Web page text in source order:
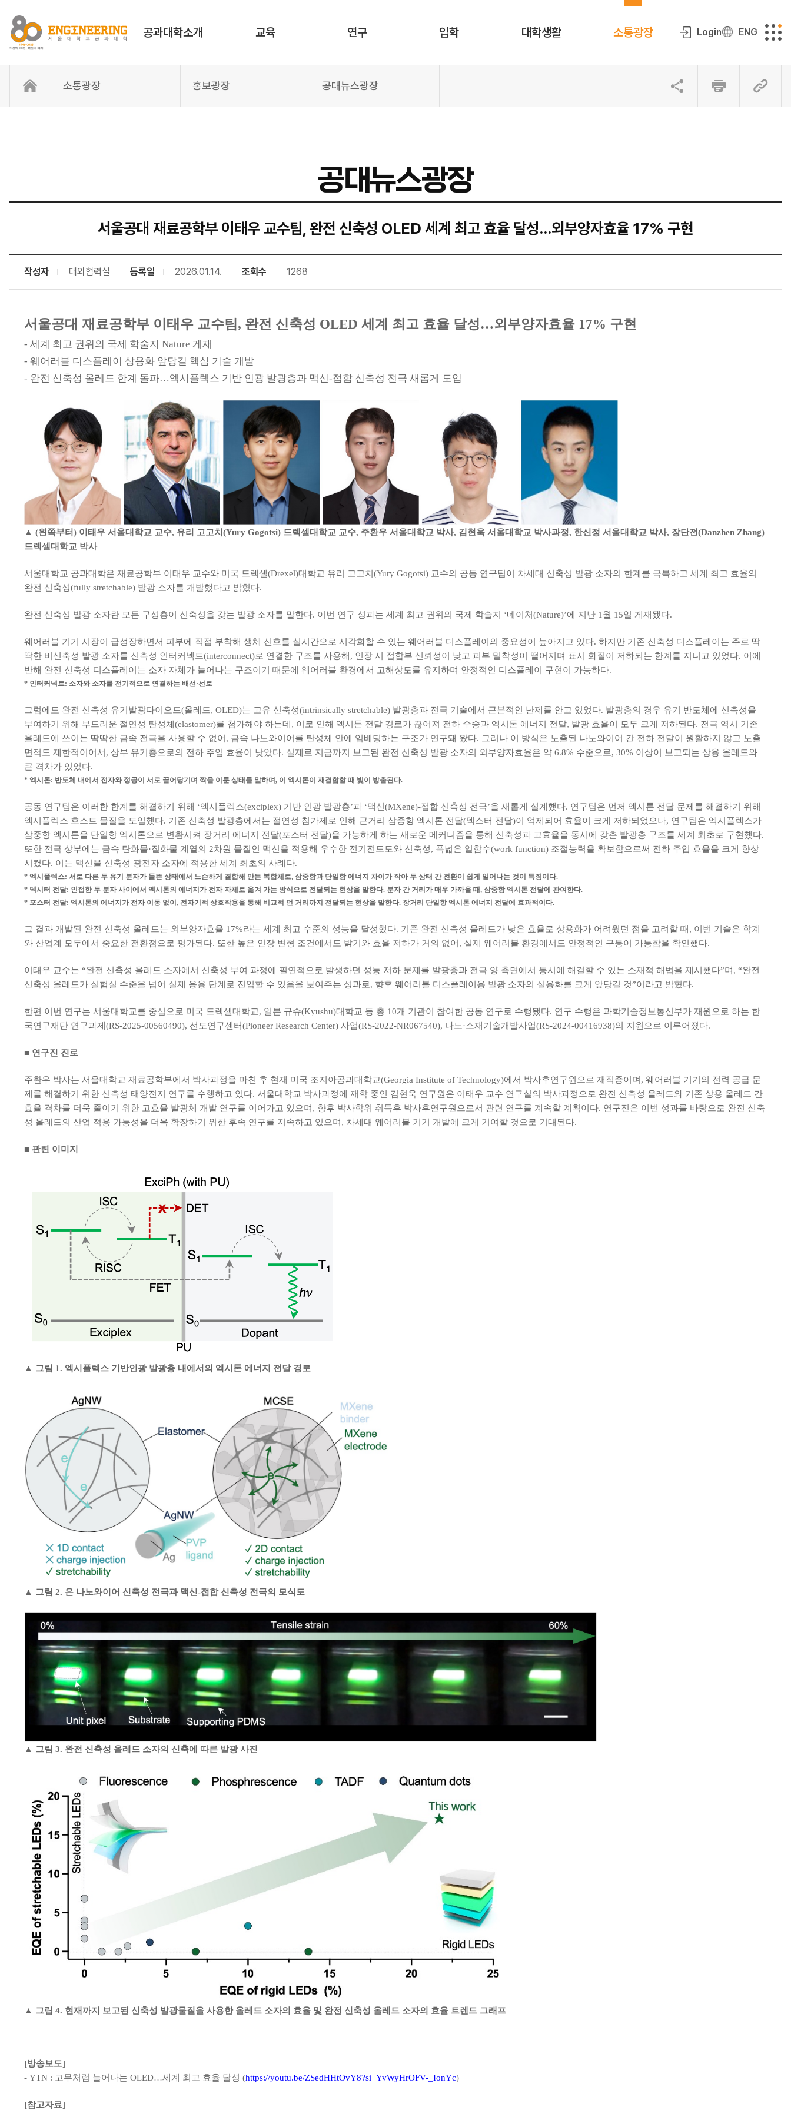
공과대학소개 교육 연구 입학 대학생활 소통광장 Login ENG
소통광장 홍보광장 공대뉴스광장
공대뉴스광장
서울공대 재료공학부 이태우 교수팀, 완전 신축성 OLED 세계 최고 효율 달성…외부양자효율 17% 구현
작성자 대외협력실 등록일 2026.01.14. 조회수 1268
서울공대 재료공학부 이태우 교수팀, 완전 신축성 OLED 세계 최고 효율 달성…외부양자효율 17% 구현
- 세계 최고 권위의 국제 학술지 Nature 게재
- 웨어러블 디스플레이 상용화 앞당길 핵심 기술 개발
- 완전 신축성 올레드 한계 돌파…엑시플렉스 기반 인광 발광층과 맥신-접합 신축성 전극 새롭게 도입
▲ (왼쪽부터) 이태우 서울대학교 교수, 유리 고고치(Yury Gogotsi) 드렉셀대학교 교수, 주환우 서울대학교 박사, 김현욱 서울대학교 박사과정, 한신정 서울대학교 박사, 장단전(Danzhen Zhang)
드렉셀대학교 박사
서울대학교 공과대학은 재료공학부 이태우 교수와 미국 드렉셀(Drexel)대학교 유리 고고치(Yury Gogotsi) 교수의 공동 연구팀이 차세대 신축성 발광 소자의 한계를 극복하고 세계 최고 효율의
완전 신축성(fully stretchable) 발광 소자를 개발했다고 밝혔다.
완전 신축성 발광 소자란 모든 구성층이 신축성을 갖는 발광 소자를 말한다. 이번 연구 성과는 세계 최고 권위의 국제 학술지 ‘네이처(Nature)’에 지난 1월 15일 게재됐다.
웨어러블 기기 시장이 급성장하면서 피부에 직접 부착해 생체 신호를 실시간으로 시각화할 수 있는 웨어러블 디스플레이의 중요성이 높아지고 있다. 하지만 기존 신축성 디스플레이는 주로 딱
딱한 비신축성 발광 소자를 신축성 인터커넥트(interconnect)로 연결한 구조를 사용해, 인장 시 접합부 신뢰성이 낮고 피부 밀착성이 떨어지며 표시 화질이 저하되는 한계를 지니고 있었다. 이에
반해 완전 신축성 디스플레이는 소자 자체가 늘어나는 구조이기 때문에 웨어러블 환경에서 고해상도를 유지하며 안정적인 디스플레이 구현이 가능하다.
* 인터커넥트: 소자와 소자를 전기적으로 연결하는 배선·선로
그럼에도 완전 신축성 유기발광다이오드(올레드, OLED)는 고유 신축성(intrinsically stretchable) 발광층과 전극 기술에서 근본적인 난제를 안고 있었다. 발광층의 경우 유기 반도체에 신축성을
부여하기 위해 부드러운 절연성 탄성체(elastomer)를 첨가해야 하는데, 이로 인해 엑시톤 전달 경로가 끊어져 전하 수송과 엑시톤 에너지 전달, 발광 효율이 모두 크게 저하된다. 전극 역시 기존
올레드에 쓰이는 딱딱한 금속 전극을 사용할 수 없어, 금속 나노와이어를 탄성체 안에 임베딩하는 구조가 연구돼 왔다. 그러나 이 방식은 노출된 나노와이어 간 전하 전달이 원활하지 않고 노출
면적도 제한적이어서, 상부 유기층으로의 전하 주입 효율이 낮았다. 실제로 지금까지 보고된 완전 신축성 발광 소자의 외부양자효율은 약 6.8% 수준으로, 30% 이상이 보고되는 상용 올레드와
큰 격차가 있었다.
* 엑시톤: 반도체 내에서 전자와 정공이 서로 끌어당기며 짝을 이룬 상태를 말하며, 이 엑시톤이 재결합할 때 빛이 방출된다.
공동 연구팀은 이러한 한계를 해결하기 위해 ‘엑시플렉스(exciplex) 기반 인광 발광층’과 ‘맥신(MXene)-접합 신축성 전극’을 새롭게 설계했다. 연구팀은 먼저 엑시톤 전달 문제를 해결하기 위해
엑시플렉스 호스트 물질을 도입했다. 기존 신축성 발광층에서는 절연성 첨가제로 인해 근거리 삼중항 엑시톤 전달(덱스터 전달)이 억제되어 효율이 크게 저하되었으나, 연구팀은 엑시플렉스가
삼중항 엑시톤을 단일항 엑시톤으로 변환시켜 장거리 에너지 전달(포스터 전달)을 가능하게 하는 새로운 메커니즘을 통해 신축성과 고효율을 동시에 갖춘 발광층 구조를 세계 최초로 구현했다.
또한 전극 상부에는 금속 탄화물·질화물 계열의 2차원 물질인 맥신을 적용해 우수한 전기전도도와 신축성, 폭넓은 일함수(work function) 조절능력을 확보함으로써 전하 주입 효율을 크게 향상
시켰다. 이는 맥신을 신축성 광전자 소자에 적용한 세계 최초의 사례다.
* 엑시플렉스: 서로 다른 두 유기 분자가 들뜬 상태에서 느슨하게 결합해 만든 복합체로, 삼중항과 단일항 에너지 차이가 작아 두 상태 간 전환이 쉽게 일어나는 것이 특징이다.
* 덱시터 전달: 인접한 두 분자 사이에서 엑시톤의 에너지가 전자 자체로 옮겨 가는 방식으로 전달되는 현상을 말한다. 분자 간 거리가 매우 가까울 때, 삼중항 엑시톤 전달에 관여한다.
* 포스터 전달: 엑시톤의 에너지가 전자 이동 없이, 전자기적 상호작용을 통해 비교적 먼 거리까지 전달되는 현상을 말한다. 장거리 단일항 엑시톤 에너지 전달에 효과적이다.
그 결과 개발된 완전 신축성 올레드는 외부양자효율 17%라는 세계 최고 수준의 성능을 달성했다. 기존 완전 신축성 올레드가 낮은 효율로 상용화가 어려웠던 점을 고려할 때, 이번 기술은 학계
와 산업계 모두에서 중요한 전환점으로 평가된다. 또한 높은 인장 변형 조건에서도 밝기와 효율 저하가 거의 없어, 실제 웨어러블 환경에서도 안정적인 구동이 가능함을 확인했다.
이태우 교수는 “완전 신축성 올레드 소자에서 신축성 부여 과정에 필연적으로 발생하던 성능 저하 문제를 발광층과 전극 양 측면에서 동시에 해결할 수 있는 소재적 해법을 제시했다”며, “완전
신축성 올레드가 실험실 수준을 넘어 실제 응용 단계로 진입할 수 있음을 보여주는 성과로, 향후 웨어러블 디스플레이용 발광 소자의 실용화를 크게 앞당길 것”이라고 밝혔다.
한편 이번 연구는 서울대학교를 중심으로 미국 드렉셀대학교, 일본 규슈(Kyushu)대학교 등 총 10개 기관이 참여한 공동 연구로 수행됐다. 연구 수행은 과학기술정보통신부가 재원으로 하는 한
국연구재단 연구과제(RS-2025-00560490), 선도연구센터(Pioneer Research Center) 사업(RS-2022-NR067540), 나노·소재기술개발사업(RS-2024-00416938)의 지원으로 이루어졌다.
■ 연구진 진로
주환우 박사는 서울대학교 재료공학부에서 박사과정을 마친 후 현재 미국 조지아공과대학교(Georgia Institute of Technology)에서 박사후연구원으로 재직중이며, 웨어러블 기기의 전력 공급 문
제를 해결하기 위한 신축성 태양전지 연구를 수행하고 있다. 서울대학교 박사과정에 재학 중인 김현욱 연구원은 이태우 교수 연구실의 박사과정으로 완전 신축성 올레드와 기존 상용 올레드 간
효율 격차를 더욱 줄이기 위한 고효율 발광체 개발 연구를 이어가고 있으며, 향후 박사학위 취득후 박사후연구원으로서 관련 연구를 계속할 계획이다. 연구진은 이번 성과를 바탕으로 완전 신축
성 올레드의 산업 적용 가능성을 더욱 확장하기 위한 후속 연구를 지속하고 있으며, 차세대 웨어러블 기기 개발에 크게 기여할 것으로 기대된다.
■ 관련 이미지
▲ 그림 1. 엑시플렉스 기반인광 발광층 내에서의 엑시톤 에너지 전달 경로
▲ 그림 2. 은 나노와이어 신축성 전극과 맥신-접합 신축성 전극의 모식도
▲ 그림 3. 완전 신축성 올레드 소자의 신축에 따른 발광 사진
▲ 그림 4. 현재까지 보고된 신축성 발광물질을 사용한 올레드 소자의 효율 및 완전 신축성 올레드 소자의 효율 트렌드 그래프
[방송보도]
- YTN : 고무처럼 늘어나는 OLED…세계 최고 효율 달성 (https://youtu.be/ZSedHHtOvY8?si=YvWyHrOFV-_IonYc)
[참고자료]